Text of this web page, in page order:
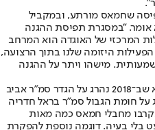
שחמאס מורתע, ובמקביל
אומר. "במסגרת תפיסת ההגנה
המרכזי של האוגדה הוא המרחב
היזומה שלנו בתוך הרצועה,
מישהו ויתר על ההגנה
נדמה כי ההמחשה הכי חזקה לכך היא שב־2018 נהרג על הגדר סמ"ר אביב
מפגיעה של צלף, וב־2021 נהרג על חומת הגבול סמ"ר בראל חדריה
מחבלי חמאס כמה מאות
בלי בעיה. דוגמה נוספת להפקרת